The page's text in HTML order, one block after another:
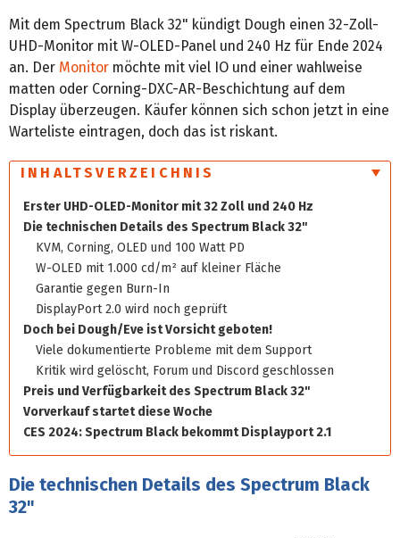
Mit dem Spectrum Black 32" kündigt Dough einen 32-Zoll-
UHD-Monitor mit W-OLED-Panel und 240 Hz für Ende 2024
an. Der Monitor möchte mit viel IO und einer wahlweise
matten oder Corning-DXC-AR-Beschichtung auf dem
Display überzeugen. Käufer können sich schon jetzt in eine
Warteliste eintragen, doch das ist riskant.
INHALTSVERZEICHNIS
Erster UHD-OLED-Monitor mit 32 Zoll und 240 Hz
Die technischen Details des Spectrum Black 32"
KVM, Corning, OLED und 100 Watt PD
W-OLED mit 1.000 cd/m² auf kleiner Fläche
Garantie gegen Burn-In
DisplayPort 2.0 wird noch geprüft
Doch bei Dough/Eve ist Vorsicht geboten!
Viele dokumentierte Probleme mit dem Support
Kritik wird gelöscht, Forum und Discord geschlossen
Preis und Verfügbarkeit des Spectrum Black 32"
Vorverkauf startet diese Woche
CES 2024: Spectrum Black bekommt Displayport 2.1
Die technischen Details des Spectrum Black
32"